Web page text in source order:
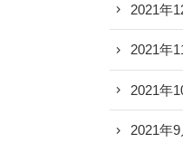
2021年
2021年
2021年
2021年9